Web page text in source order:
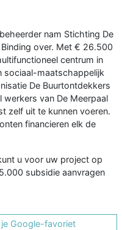
nam Stichting De
over. Met € 26.500
centrum in
sociaal-maatschappelijk
De Buurtontdekkers
van De Meerpaal
zelf uit te kunnen voeren.
financieren elk de
u voor uw project op
subsidie aanvragen
Google-favoriet